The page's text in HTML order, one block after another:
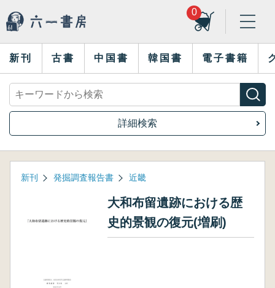
0
新刊 古書 中国書 韓国書 電子書籍
詳細検索
新刊 発掘調査報告書 近畿
大和布留遺跡における歴
史的景観の復元(増刷)